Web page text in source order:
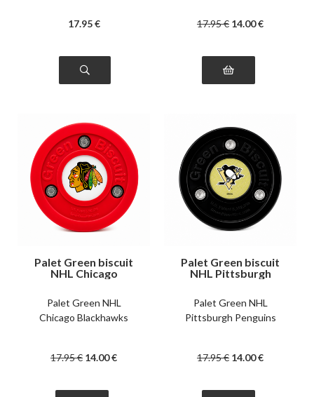
17.95 € 17.95€ 14.00€
Palet Green biscuit
NHL Chicago
Palet Green NHL
Chicago Blackhawks
17.95€ 14.00€
Palet Green biscuit
NHL Pittsburgh
Palet Green NHL
Pittsburgh Penguins
17.95€ 14.00€